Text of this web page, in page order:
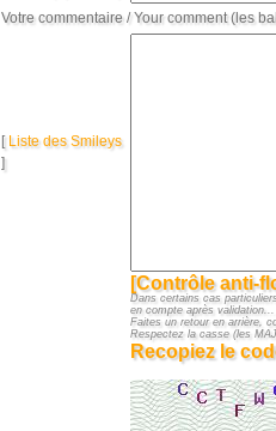
Votre commentaire / Your comment (les
[ Liste des Smileys
]
[Contrôle anti-
Dans certains cas
en compte après
Faites un retour en arrière,
Respectez la casse (les
Recopiez le